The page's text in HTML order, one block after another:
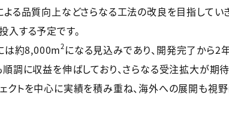
る品質向上などさらなる工法の改良を目指してい
入する予定です。
は約8,000m2になる見込みであり、開発完了から2
調に収益を伸ばしており、さらなる受注拡大が期待
クトを中心に実績を積み重ね、海外への展開も視